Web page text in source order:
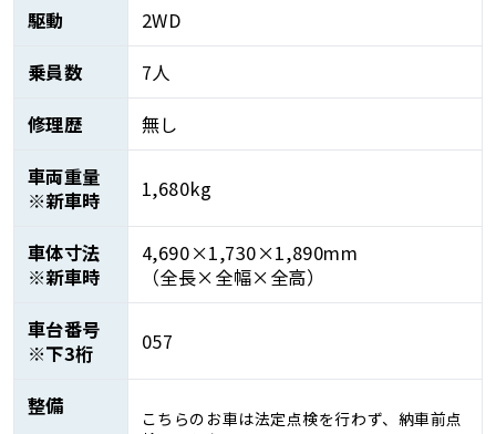
駆動
2WD
乗員数
7人
修理歴
無し
車両重量
※新車時
1,680kg
車体寸法
※新車時
4,690×1,730×1,890mm
（全長×全幅×全高）
車台番号
※下3桁
057
整備
こちらのお車は法定点検を行わず、納車前点